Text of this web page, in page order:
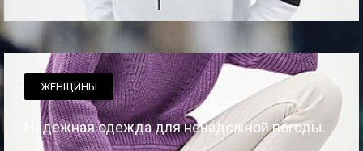
ЖЕНЩИНЫ
Надежная одежда для ненадежной погоды.